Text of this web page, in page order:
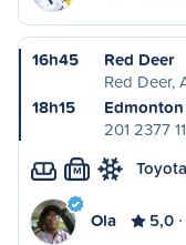
16h45
Red Deer
Red Deer,
18h15
Edmonton
201 2377
M
Ola 5,0